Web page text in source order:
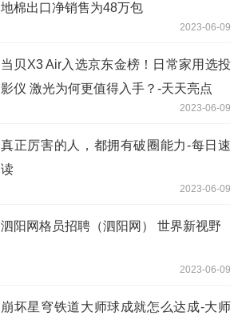
地棉出口净销售为48万包
2023-06-09
当贝X3 Air入选京东金榜！日常家用选投
影仪 激光为何更值得入手？-天天亮点
2023-06-09
真正厉害的人，都拥有破圈能力-每日速
读
2023-06-09
泗阳网格员招聘（泗阳网） 世界新视野
2023-06-09
崩坏星穹铁道大师球成就怎么达成-大师